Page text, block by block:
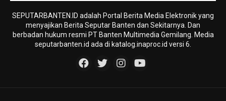
SEPUTARBANTEN.ID adalah Portal Berita Media Elektronik yang
menyajikan Berita Seputar Banten dan Sekitarnya. Dan
berbadan hukum resmi PT Banten Multimedia Gemilang. Media
seputarbanten.id ada di katalog.inaproc.id versi 6.